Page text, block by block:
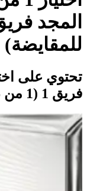
للمقايضة)
فريق 1 (1 من 5)، بتقييم 94 أو أعلى.